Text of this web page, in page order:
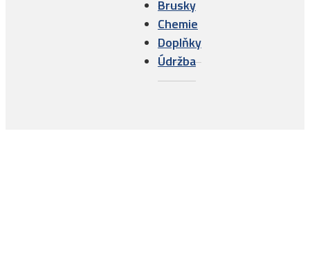
Brusky
Chemie
Doplňky
Údržba